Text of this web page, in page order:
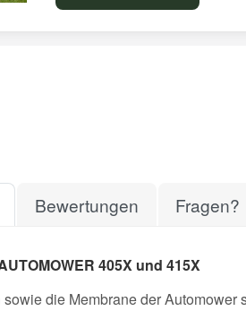
Bewertungen Fragen?
405X und 415X
die Membrane der